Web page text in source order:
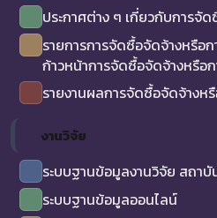
ประกาศต่าง ๆ เกี่ยวกับการจั
รายการการจัดซื้อจัดจ้างหรือ
ก้าวหน้าการจัดซื้อจัดจ้างหรือ
รายงานผลการจัดซื้อจัดจ้างห
งานวิจัย
ระบบฐานข้อมูลงานวิจัย สถา
ระบบฐานข้อมูลออนไลน์